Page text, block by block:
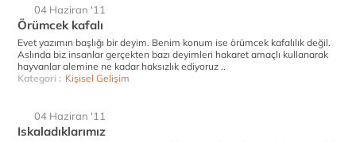
04 Haziran '11
Örümcek kafalı
Evet yazımın başlığı bir deyim. Benim konum ise örümcek kafalılık değil.
Aslında biz insanlar gerçekten bazı deyimleri hakaret amaçlı kullanarak
hayvanlar alemine ne kadar haksızlık ediyoruz ..
Kategori : Kişisel Gelişim
04 Haziran '11
Iskaladıklarımız